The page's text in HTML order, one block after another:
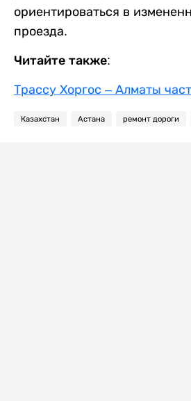
ориентироваться в
проезда.
Читайте также:
Трассу Хоргос – Алматы
Казахстан Астана ремонт дороги